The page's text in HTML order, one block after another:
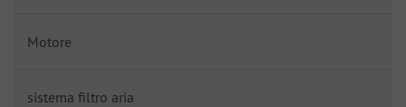
Motore
sistema filtro aria